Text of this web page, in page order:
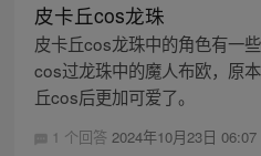
皮卡丘cos龙珠
皮卡丘cos龙珠中的角色有一
cos过龙珠中的魔人布欧，原
丘cos后更加可爱了。
1 个回答 2024年10月23日 06:07